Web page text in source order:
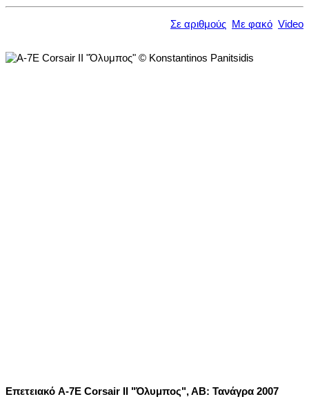
Σε αριθμούς Με φακό Video
Επετειακό A-7E Corsair II "Όλυμπος", ΑΒ: Τανάγρα 2007